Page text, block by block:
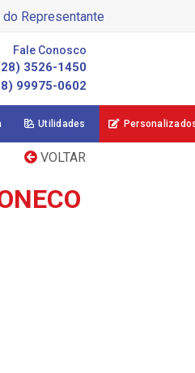
do Representante
Fale Conosco
3526-1450
99975-0602
Utilidades
VOLTAR